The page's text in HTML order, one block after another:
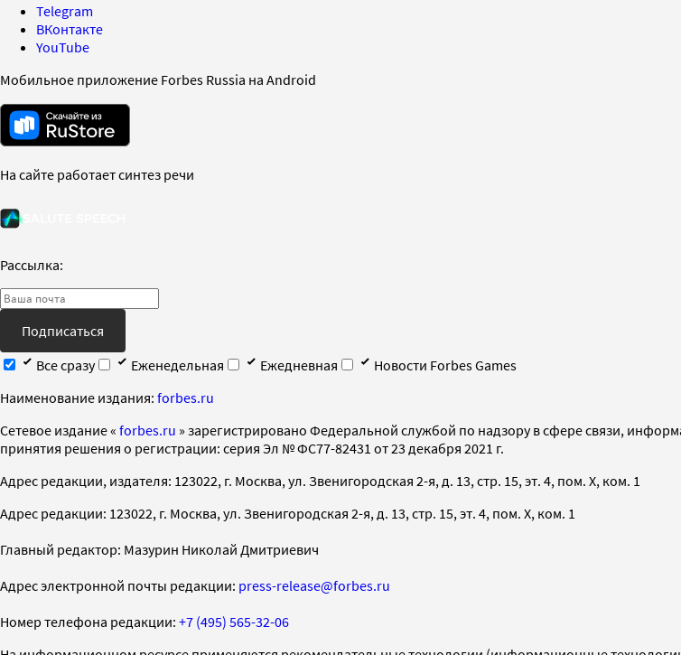
Telegram
ВКонтакте
YouTube
Мобильное приложение Forbes Russia на Android
На сайте работает синтез речи
Рассылка:
Подписаться
Все сразу
Еженедельная Ежедневная
Новости Forbes Games
Наименование издания: forbes.ru
Cетевое издание « forbes.ru » зарегистрировано Федеральной службой по надзору в сфере связи,
принятия решения о регистрации: серия Эл № ФС77-82431 от 23 декабря 2021 г.
Адрес редакции, издателя: 123022, г. Москва, ул. Звенигородская 2-я, д. 13, стр. 15, эт. 4, пом. X, ком. 1
Адрес редакции: 123022, г. Москва, ул. Звенигородская 2-я, д. 13, стр. 15, эт. 4, пом. X, ком. 1
Главный редактор: Мазурин Николай Дмитриевич
Адрес электронной почты редакции: press-release@forbes.ru
Номер телефона редакции: +7 (495) 565-32-06